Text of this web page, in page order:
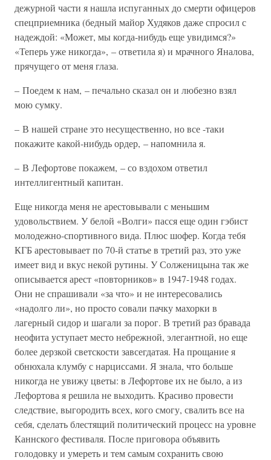
дежурной части я нашла испуганных до смерти офицеров
спецприемника (бедный майор Худяков даже спросил с
надеждой: «Может, мы когда-нибудь еще увидимся?»
«Теперь уже никогда», – ответила я) и мрачного Яналова,
прячущего от меня глаза.
– Поедем к нам, – печально сказал он и любезно взял
мою сумку.
– В нашей стране это несущественно, но все -таки
покажите какой-нибудь ордер, – напомнила я.
– В Лефортове покажем, – со вздохом ответил
интеллигентный капитан.
Еще никогда меня не арестовывали с меньшим
удовольствием. У белой «Волги» пасся еще один гэбист
молодежно-спортивного вида. Плюс шофер. Когда тебя
КГБ арестовывает по 70-й статье в третий раз, это уже
имеет вид и вкус некой рутины. У Солженицына так же
описывается арест «повторников» в 1947-1948 годах.
Они не спрашивали «за что» и не интересовались
«надолго ли», но просто совали пачку махорки в
лагерный сидор и шагали за порог. В третий раз бравада
неофита уступает место небрежной, элегантной, но еще
более дерзкой светскости завсегдатая. На прощание я
обнюхала клумбу с нарциссами. Я знала, что больше
никогда не увижу цветы: в Лефортове их не было, а из
Лефортова я решила не выходить. Красиво провести
следствие, выгородить всех, кого смогу, свалить все на
себя, сделать блестящий политический процесс на уровне
Каннского фестиваля. После приговора объявить
голодовку и умереть и тем самым сохранить свою